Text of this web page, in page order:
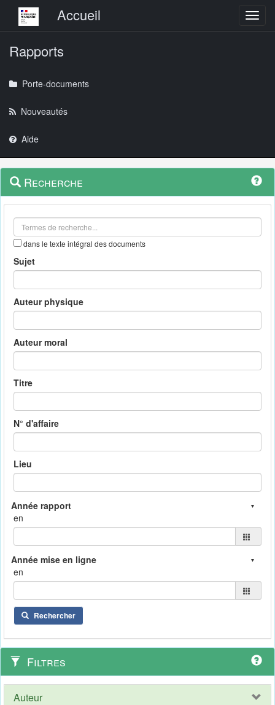
Menu principalAccueil
Rapports
Porte-documents
Nouveautés
Aide
Navigation
outils
Menu
contextuel
Recherche
dans le texte intégral des documents
Sujet
Auteur physique
Auteur moral
Titre
N° d'affaire
Lieu
en
en
Rechercher
Filtres
Auteur